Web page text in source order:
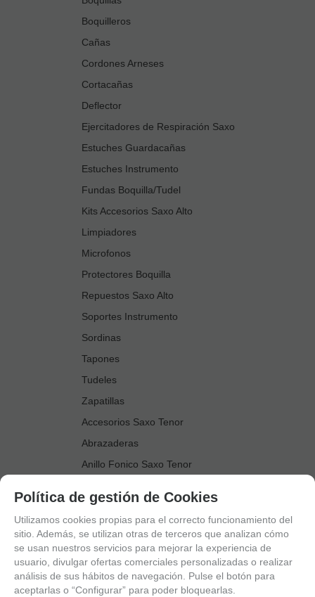
Boquilleros
Cañas
Cordones Arneses
Cortacañas
Deflector
Ejercitadores de Respiración Saxo
Estuches Guardacañas
Estuches Instrumento
Fundas Boquilla/Tudel
Kits Accesorios Saxo Alto
Limpiadores
Microfonos
Protectores Boquilla
Repuestos Saxo Alto
Soportes Instrumento
Sordinas
Tapones
Tudeles
Zapatillas
Accesorios Saxo Tenor
Abrazaderas
Anillo Fonico Saxo Tenor
Boquillas
Boquilleros
Cañas
Cortacañas
Política de gestión de Cookies
Utilizamos cookies propias para el correcto funcionamiento del
sitio. Además, se utilizan otras de terceros que analizan cómo
se usan nuestros servicios para mejorar la experiencia de
usuario, divulgar ofertas comerciales personalizadas o realizar
análisis de sus hábitos de navegación. Pulse el botón para
aceptarlas o “Configurar” para poder bloquearlas.